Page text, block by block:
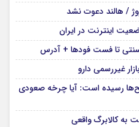
/ هالند دعوت نشد
اینترنت در ایران
سنتی تا فست فودها + آدرس
غیررسمی دارو
رسیده است: آیا چرخه صعودی